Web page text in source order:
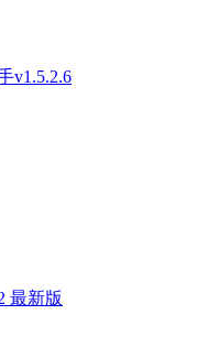
v1.5.2.6
最新版